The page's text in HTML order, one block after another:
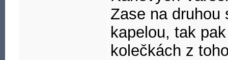
Zase na druhou
kapelou, tak
kolečkách z